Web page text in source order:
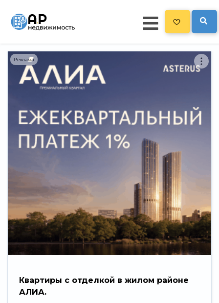
Главная
Все новостройки 3300
Блог
Черный список ЖК
Политика конфиденциальности
Квартиры с отделкой в жилом районе
АЛИА.
Реклама